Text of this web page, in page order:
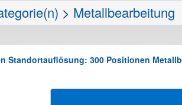
> Metallbearbeitung
Standortauflösung: 300 Positionen